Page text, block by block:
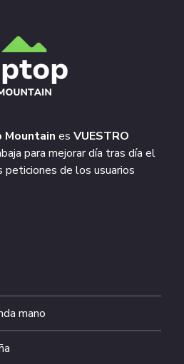
Mountain es VUESTRO
para mejorar día tras día el
peticiones de los usuarios
mano